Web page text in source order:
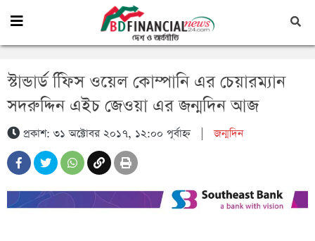
স্টান্ডার্ড ফিিস ওয়েল কোম্পানি এর চেয়ারম্যান
সদরুদ্দিন এইচ জেওয়া এর জন্মদিন আজ
প্রকাশ: ৩১ অক্টোবর ২০১৭, ১২:০০ পূর্বাহ্ন|জন্মদিন